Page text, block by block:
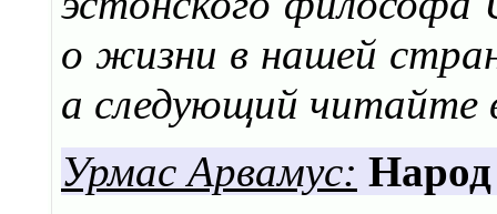
о жизни в нашей
а следующий читайте
Урмас Арвамус: Народ